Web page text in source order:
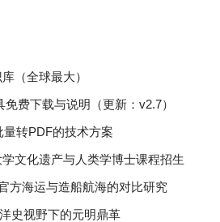
（全球最大）
费下载与说明（更新：v2.7）
转PDF的技术方案
学文化遗产与人类学博士课程招生
海运与造船航海的对比研究
史视野下的元明鼎革